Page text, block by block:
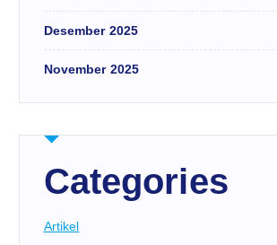
Desember 2025
November 2025
Categories
Artikel